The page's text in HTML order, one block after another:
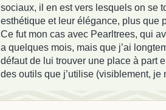
sociaux, il en est vers lesquels on se
esthétique et leur élégance, plus que
Ce fut mon cas avec Pearltrees, qui
a quelques mois, mais que j’ai
défaut de lui trouver une place à part
des outils que j’utilise (visiblement,